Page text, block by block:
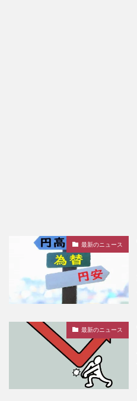
最新のニュース
最新のニュース